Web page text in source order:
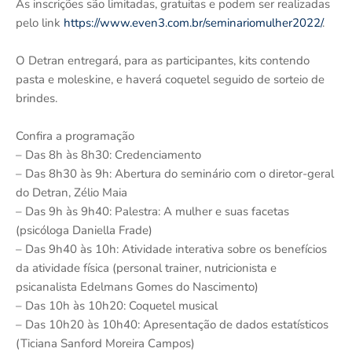
As inscrições são limitadas, gratuitas e podem ser realizadas
pelo link https://www.even3.com.br/seminariomulher2022/.
O Detran entregará, para as participantes, kits contendo
pasta e moleskine, e haverá coquetel seguido de sorteio de
brindes.
Confira a programação
– Das 8h às 8h30: Credenciamento
– Das 8h30 às 9h: Abertura do seminário com o diretor-geral
do Detran, Zélio Maia
– Das 9h às 9h40: Palestra: A mulher e suas facetas
(psicóloga Daniella Frade)
– Das 9h40 às 10h: Atividade interativa sobre os benefícios
da atividade física (personal trainer, nutricionista e
psicanalista Edelmans Gomes do Nascimento)
– Das 10h às 10h20: Coquetel musical
– Das 10h20 às 10h40: Apresentação de dados estatísticos
(Ticiana Sanford Moreira Campos)